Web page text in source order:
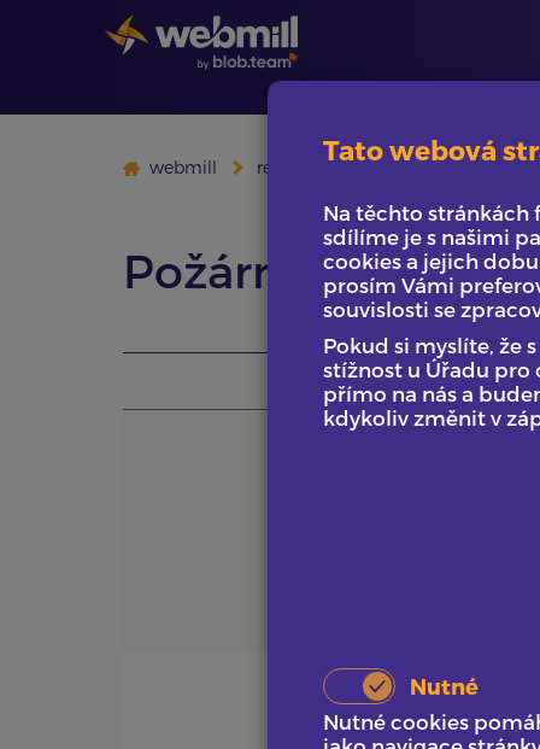
webmill reference požární dveřní
Požární dveřní
Tato webová
Na těchto stránkách
sdílíme je s našimi
cookies a jejich
prosím Vámi
souvislosti se
Pokud si myslíte, že
stížnost u Úřadu pro
přímo na nás a
kdykoliv změnit v
Nutné
Nutné cookies